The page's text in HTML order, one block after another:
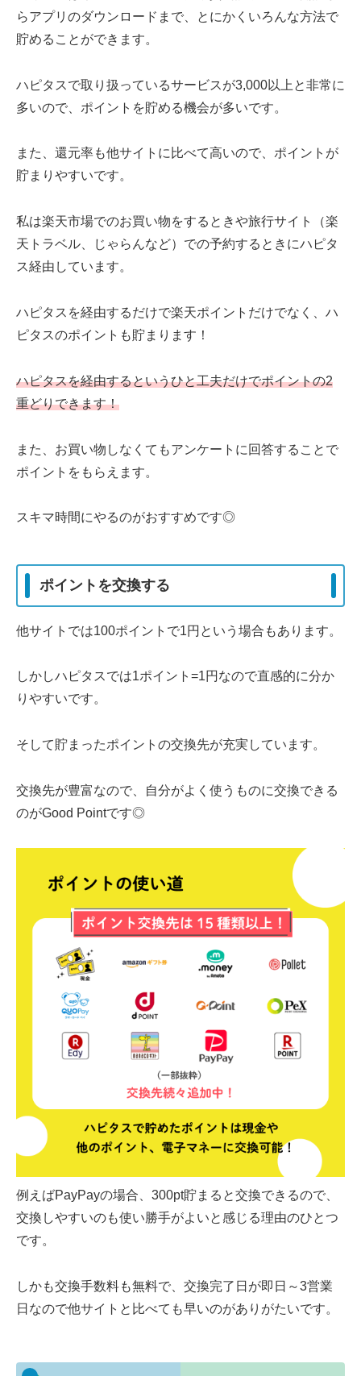
らアプリのダウンロードまで、とにかくいろんな方法で
貯めることができます。
ハピタスで取り扱っているサービスが3,000以上と非常に
多いので、ポイントを貯める機会が多いです。
また、還元率も他サイトに比べて高いので、ポイントが
貯まりやすいです。
私は楽天市場でのお買い物をするときや旅行サイト（楽
天トラベル、じゃらんなど）での予約するときにハピタ
ス経由しています。
ハピタスを経由するだけで楽天ポイントだけでなく、ハ
ピタスのポイントも貯まります！
ハピタスを経由するというひと工夫だけでポイントの2
重どりできます！
また、お買い物しなくてもアンケートに回答することで
ポイントをもらえます。
スキマ時間にやるのがおすすめです◎
ポイントを交換する
他サイトでは100ポイントで1円という場合もあります。
しかしハピタスでは1ポイント=1円なので直感的に分か
りやすいです。
そして貯まったポイントの交換先が充実しています。
交換先が豊富なので、自分がよく使うものに交換できる
のがGood Pointです◎
例えばPayPayの場合、300pt貯まると交換できるので、
交換しやすいのも使い勝手がよいと感じる理由のひとつ
です。
しかも交換手数料も無料で、交換完了日が即日～3営業
日なので他サイトと比べても早いのがありがたいです。